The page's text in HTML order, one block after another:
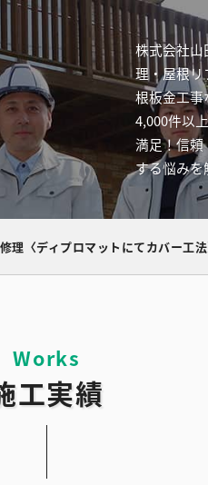
株式会社
理・屋根
根板金工事
4,000件以
満足！信
する悩みを
理〈ディプロマットにてカバー工
工実績